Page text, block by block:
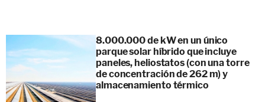
8.000.000 de kW en un único
parque solar híbrido que incluye
paneles, heliostatos (con una torre
de concentración de 262 m) y
almacenamiento térmico